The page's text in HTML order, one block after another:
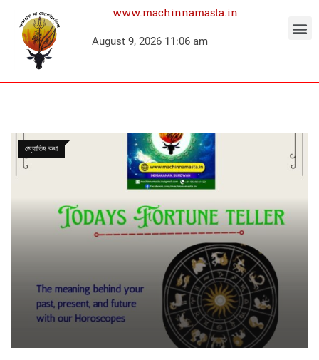
www.machinnamasta.in
August 9, 2026 11:06 am
জ্যোতিষ কথা